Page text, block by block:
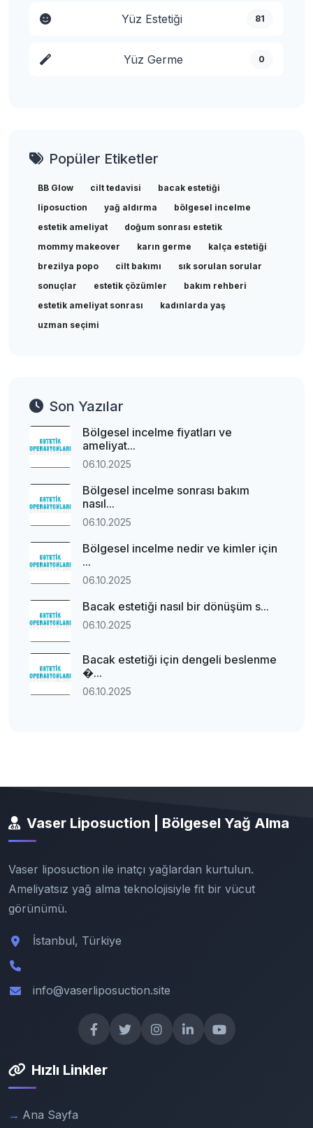
Yüz Estetiği 81
Yüz Germe 0
Popüler Etiketler
BB Glow cilt tedavisi
bacak estetiği
liposuction
yağ aldırma
bölgesel incelme
estetik ameliyat
doğum sonrası estetik
mommy makeover
karın germe
kalça estetiği
brezilya popo
cilt bakımı
sık sorulan sorular
sonuçlar
estetik çözümler
bakım rehberi
estetik ameliyat sonrası
kadınlarda yaş
uzman seçimi
Son Yazılar
Bölgesel incelme fiyatları ve
ameliyat...
06.10.2025
Bölgesel incelme sonrası bakım
nasıl...
06.10.2025
Bölgesel incelme nedir ve kimler için
...
06.10.2025
Bacak estetiği nasıl bir dönüşüm s...
06.10.2025
Bacak estetiği için dengeli beslenme
�...
06.10.2025
Vaser Liposuction | Bölgesel Yağ Alma
Vaser liposuction ile inatçı yağlardan kurtulun.
Ameliyatsız yağ alma teknolojisiyle fit bir vücut
görünümü.
İstanbul, Türkiye
info@vaserliposuction.site
Hızlı Linkler
Ana Sayfa